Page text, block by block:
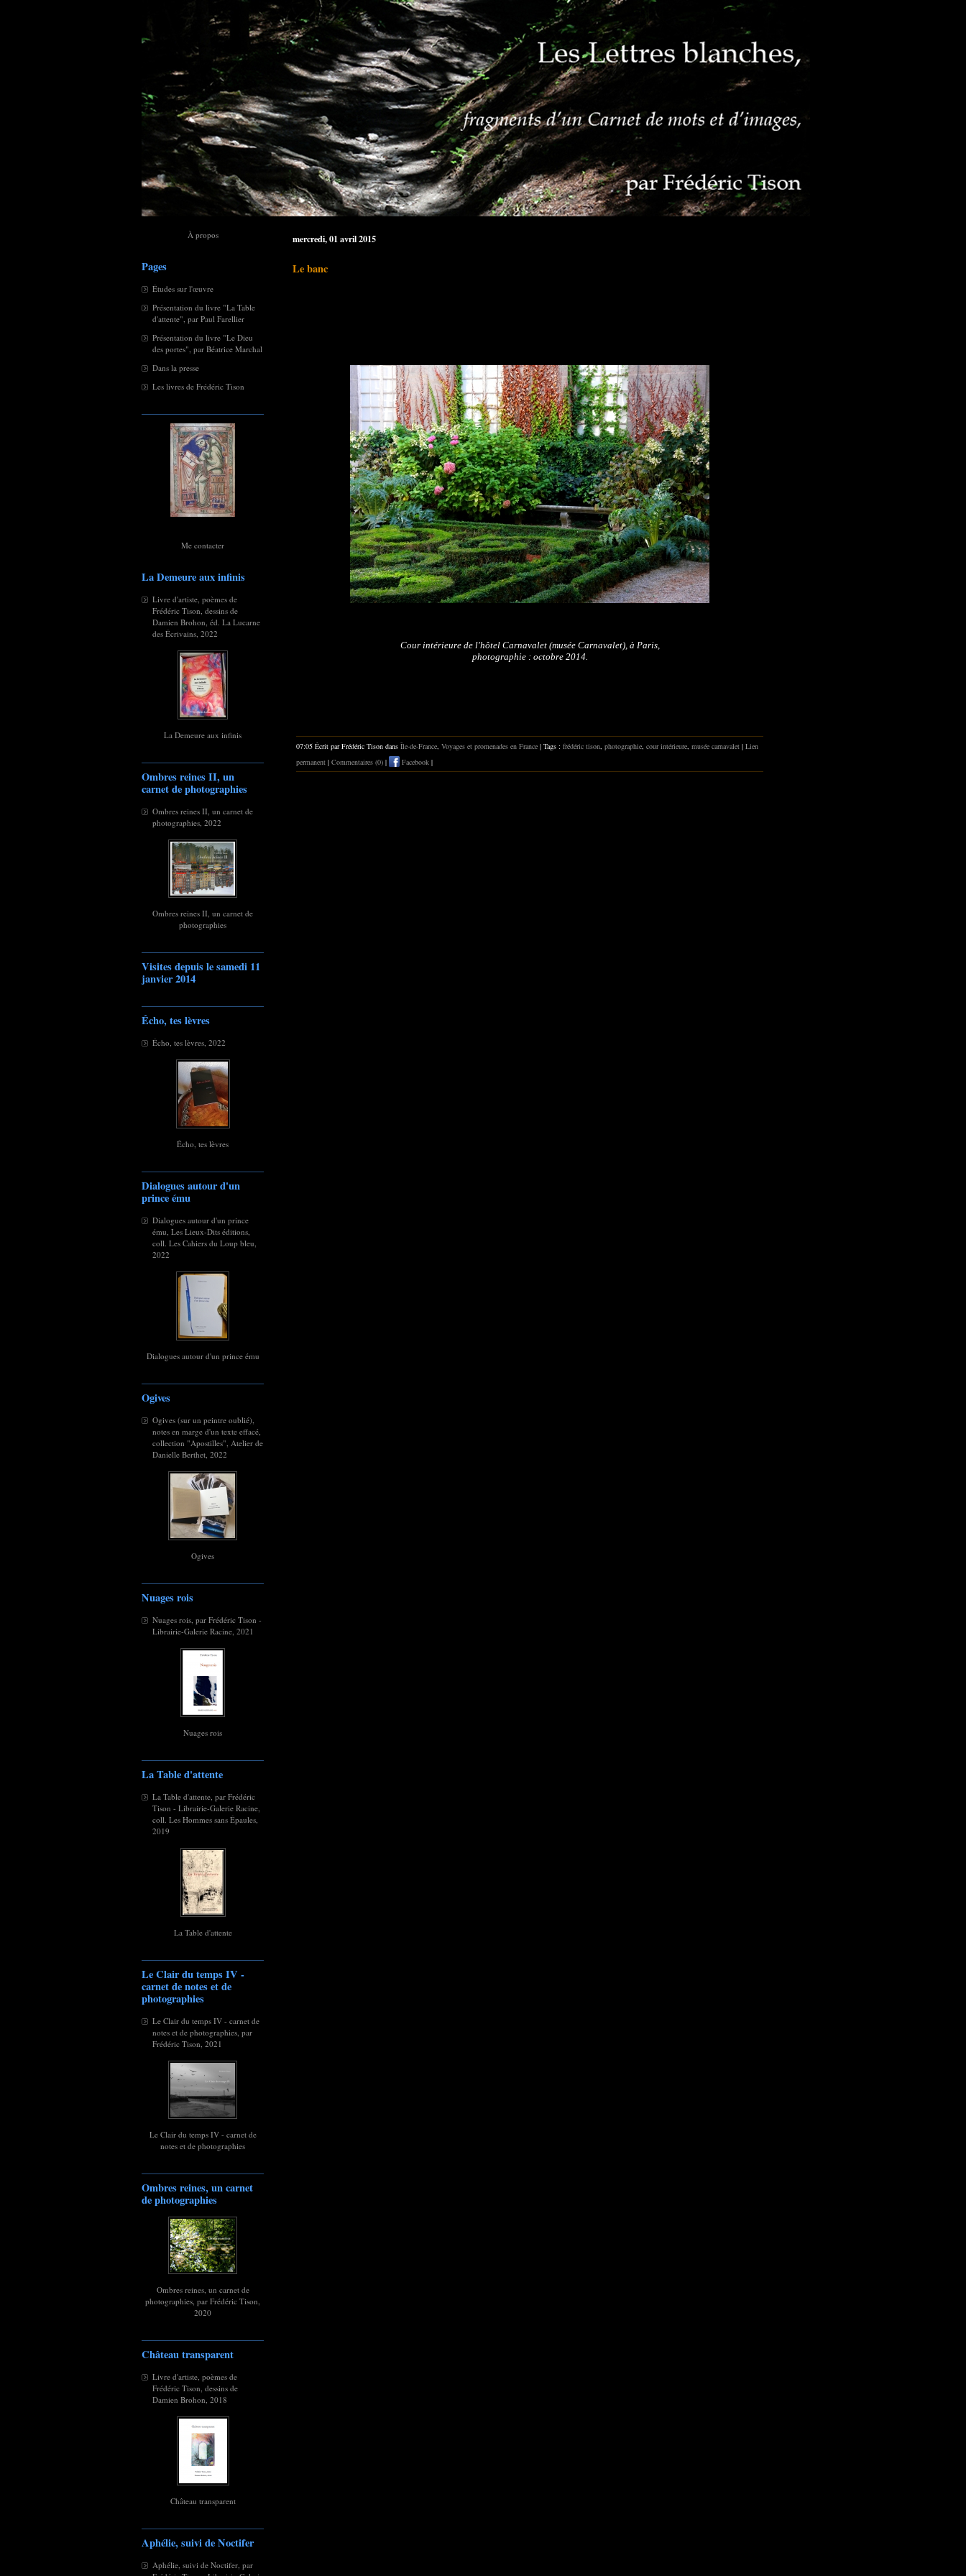
À propos
Pages
Études sur l'œuvre
Présentation du livre "La Table
d'attente", par Paul Farellier
Présentation du livre "Le Dieu
des portes", par Béatrice Marchal
Dans la presse
Les livres de Frédéric Tison
Me contacter
La Demeure aux infinis
Livre d'artiste, poèmes de
Frédéric Tison, dessins de
Damien Brohon, éd. La Lucarne
des Écrivains, 2022
La Demeure aux infinis
Ombres reines II, un
carnet de photographies
Ombres reines II, un carnet de
photographies, 2022
Ombres reines II, un carnet de
photographies
Visites depuis le samedi 11
janvier 2014
Écho, tes lèvres
Écho, tes lèvres, 2022
Écho, tes lèvres
Dialogues autour d'un
prince ému
Dialogues autour d'un prince
ému, Les Lieux-Dits éditions,
coll. Les Cahiers du Loup bleu,
2022
Dialogues autour d'un prince ému
Ogives
Ogives (sur un peintre oublié),
notes en marge d'un texte effacé,
collection "Apostilles", Atelier de
Danielle Berthet, 2022
Ogives
Nuages rois
Nuages rois, par Frédéric Tison -
Librairie-Galerie Racine, 2021
Nuages rois
La Table d'attente
La Table d'attente, par Frédéric
Tison - Librairie-Galerie Racine,
coll. Les Hommes sans Épaules,
2019
La Table d'attente
Le Clair du temps IV -
carnet de notes et de
photographies
Le Clair du temps IV - carnet de
notes et de photographies, par
Frédéric Tison, 2021
Le Clair du temps IV - carnet de
notes et de photographies
Ombres reines, un carnet
de photographies
Ombres reines, un carnet de
photographies, par Frédéric Tison,
2020
Château transparent
Livre d'artiste, poèmes de
Frédéric Tison, dessins de
Damien Brohon, 2018
Château transparent
Aphélie, suivi de Noctifer
Aphélie, suivi de Noctifer, par
mercredi, 01 avril 2015
Le banc
Cour intérieure de l'hôtel Carnavalet (musée Carnavalet), à Paris,
photographie : octobre 2014.
07:05 Écrit par Frédéric Tison dans Île-de-France Voyages et promenades en France | Tags : frédéric tison photographie cour intérieure musée carnavalet | Lien
permanent | Commentaires (0) | Facebook |